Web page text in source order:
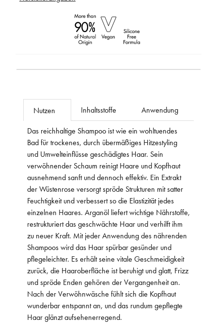
Nutzen Inhaltsstoffe Anwendung
Das reichhaltige Shampoo ist wie ein wohltuendes
Bad für trockenes, durch übermäßiges Hitzestyling
und Umwelteinflüsse geschädigtes Haar. Sein
verwöhnender Schaum reinigt Haare und Kopfhaut
ausnehmend sanft und dennoch effektiv. Ein Extrakt
der Wüstenrose versorgt spröde Strukturen mit satter
Feuchtigkeit und verbessert so die Elastizität jedes
einzelnen Haares. Arganöl liefert wichtige Nährstoffe,
restrukturiert das geschwächte Haar und verhilft ihm
zu neuer Kraft. Mit jeder Anwendung des nährenden
Shampoos wird das Haar spürbar gesünder und
pflegeleichter. Es erhält seine vitale Geschmeidigkeit
zurück, die Haaroberfläche ist beruhigt und glatt, Frizz
und spröde Enden gehören der Vergangenheit an.
Nach der Verwöhnwäsche fühlt sich die Kopfhaut
wunderbar entspannt an, und das rundum gepflegte
Haar glänzt aufsehenerregend.